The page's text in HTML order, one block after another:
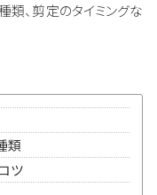
類、剪定のタイミングな
類
ツ